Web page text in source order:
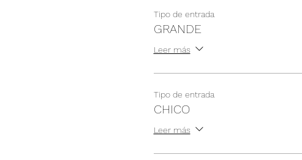
Tipo de entrada
GRANDE
Leer más
Tipo de entrada
CHICO
Leer más